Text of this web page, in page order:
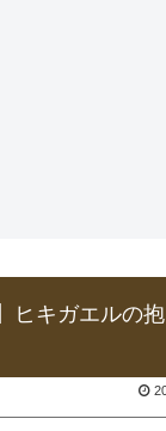
ヒキガエルの